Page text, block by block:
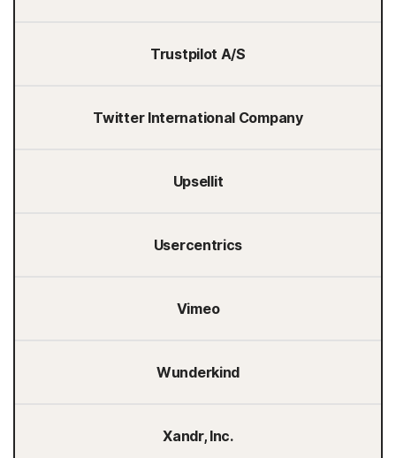
Trustpilot A/S
Twitter International Company
Upsellit
Usercentrics
Vimeo
Wunderkind
Xandr, Inc.